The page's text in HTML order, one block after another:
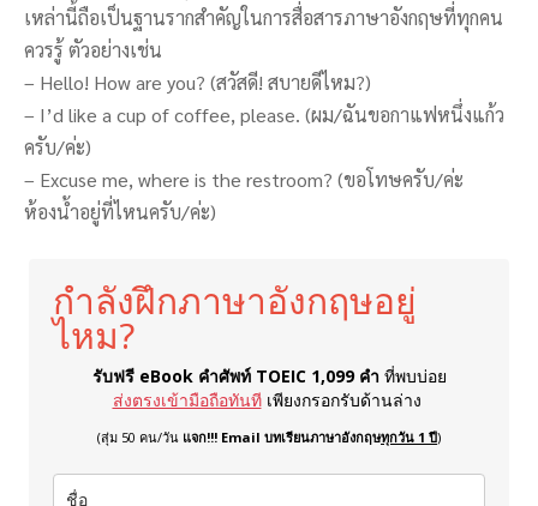
เหล่านี้ถือเป็นฐานรากสำคัญในการสื่อสารภาษาอังกฤษที่ทุกคน
ควรรู้ ตัวอย่างเช่น
– Hello! How are you? (สวัสดี! สบายดีไหม?)
– I’d like a cup of coffee, please. (ผม/ฉันขอกาแฟหนึ่งแก้ว
ครับ/ค่ะ)
– Excuse me, where is the restroom? (ขอโทษครับ/ค่ะ
ห้องน้ำอยู่ที่ไหนครับ/ค่ะ)
กำลังฝึกภาษาอังกฤษอยู่
ไหม?
รับฟรี eBook คำศัพท์ TOEIC 1,099 คำ ที่พบบ่อย
ส่งตรงเข้ามือถือทันที เพียงกรอกรับด้านล่าง
(สุ่ม 50 คน/วัน แจก!!! Email บทเรียนภาษาอังกฤษทุกวัน 1 ปี)